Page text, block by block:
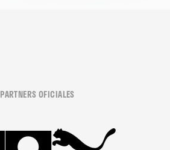
PARTNERS OFICIALES